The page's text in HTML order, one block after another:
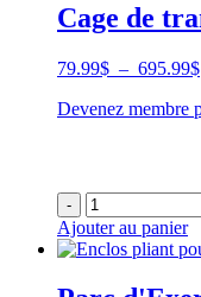
Cage de
79.99$ – 695.99$
Devenez membre
-
Ajouter au panier